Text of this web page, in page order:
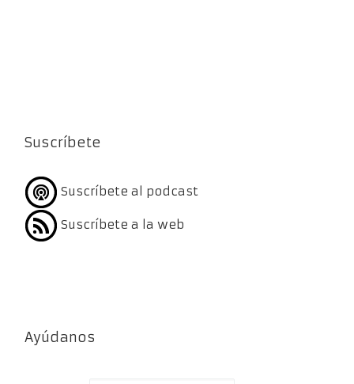
Suscríbete
Suscríbete al podcast
Suscríbete a la web
Ayúdanos